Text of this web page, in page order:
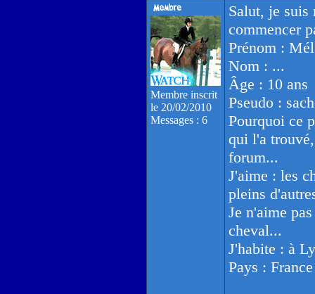
Membre inscrit
le 20/02/2010
Messages : 6
Salut, je suis
commencer
Prénom :
Nom : ...
Âge : 10 ans
Pseudo :
Pourquoi ce
qui l'a
forum...
J'aime : les
pleins
Je n'aime
cheval...
J'habite : à
Pays :